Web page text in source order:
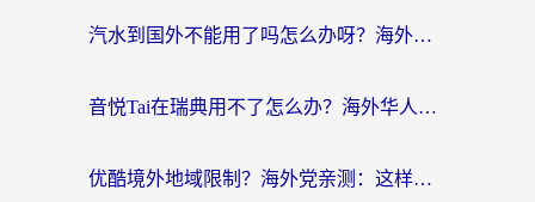
汽水到国外不能用了吗怎么办呀？海外党追剧看片的救星在这里！
音悦Tai在瑞典用不了怎么办？海外华人追剧听歌的实用指南
优酷境外地域限制？海外党亲测：这样看国内剧再也不卡（附3个实用场景解决）